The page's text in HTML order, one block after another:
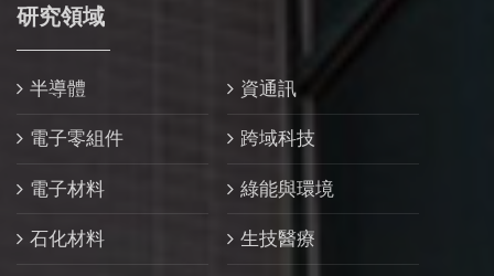
研究領域
半導體 資通訊
電子零組件 跨域科技
電子材料 綠能與環境
石化材料 生技醫療